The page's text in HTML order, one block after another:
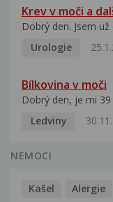
Krev v moči a
Dobrý den. Jsem
Urologie
Bílkovina v moči
Dobrý den, je mi
Ledviny
NEMOCI
Kašel Alergie